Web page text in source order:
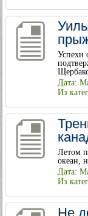
Успехи
Дата:
Из
Летом
океан,
Дата:
Из
Не